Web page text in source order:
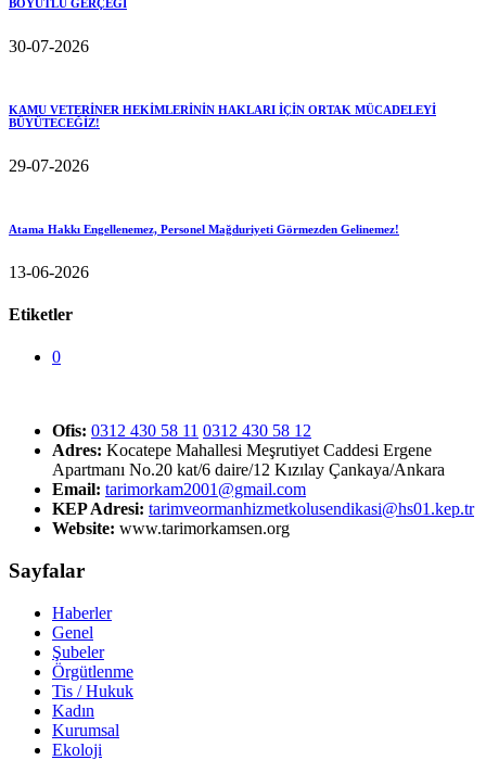
BOYUTLU GERÇEĞİ
30-07-2026
KAMU VETERİNER HEKİMLERİNİN HAKLARI İÇİN ORTAK MÜCADELEYİ
BÜYÜTECEĞİZ!
29-07-2026
Atama Hakkı Engellenemez, Personel Mağduriyeti Görmezden Gelinemez!
13-06-2026
Etiketler
0
Ofis: 0312 430 58 11 0312 430 58 12
Adres: Kocatepe Mahallesi Meşrutiyet Caddesi Ergene
Apartmanı No.20 kat/6 daire/12 Kızılay Çankaya/Ankara
Email: tarimorkam2001@gmail.com
KEP Adresi: tarimveormanhizmetkolusendikasi@hs01.kep.tr
Website: www.tarimorkamsen.org
Sayfalar
Haberler
Genel
Şubeler
Örgütlenme
Tis / Hukuk
Kadın
Kurumsal
Ekoloji